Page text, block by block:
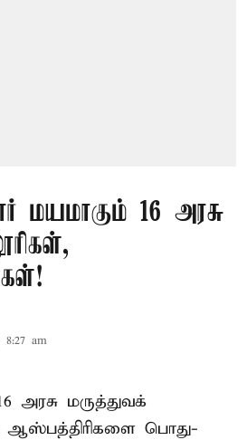
மயமாகும் 16 அரசு
8:27 am
அரசு மருத்துவக்
ஆஸ்பத்திரிகளை பொது-